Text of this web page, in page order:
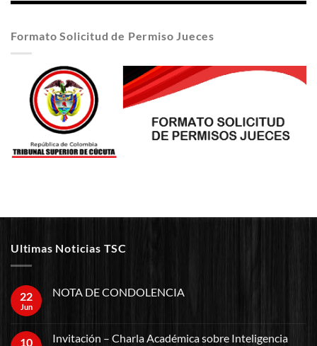
Formato Solicitud de Permiso Jueces
Ultimas Noticias TSC
22
Jun
NOTA DE CONDOLENCIA
10
Invitación – Charla Académica sobre Inteligencia